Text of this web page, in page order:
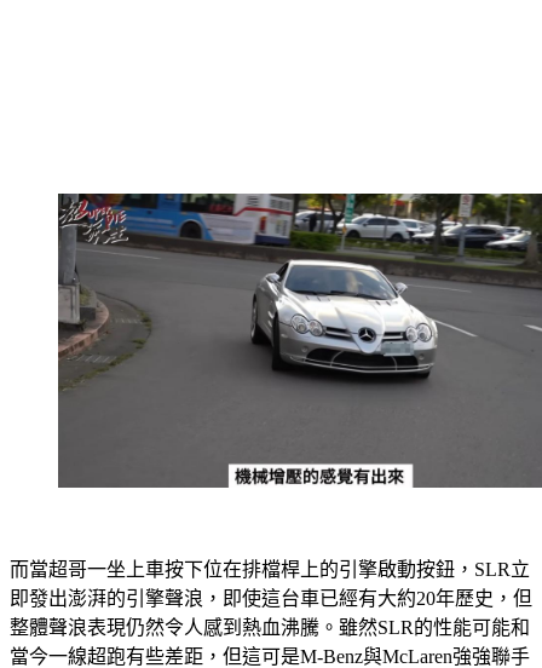
而當超哥一坐上車按下位在排檔桿上的引擎啟動按鈕，SLR立
即發出澎湃的引擎聲浪，即使這台車已經有大約20年歷史，但
整體聲浪表現仍然令人感到熱血沸騰。雖然SLR的性能可能和
當今一線超跑有些差距，但這可是M-Benz與McLaren強強聯手